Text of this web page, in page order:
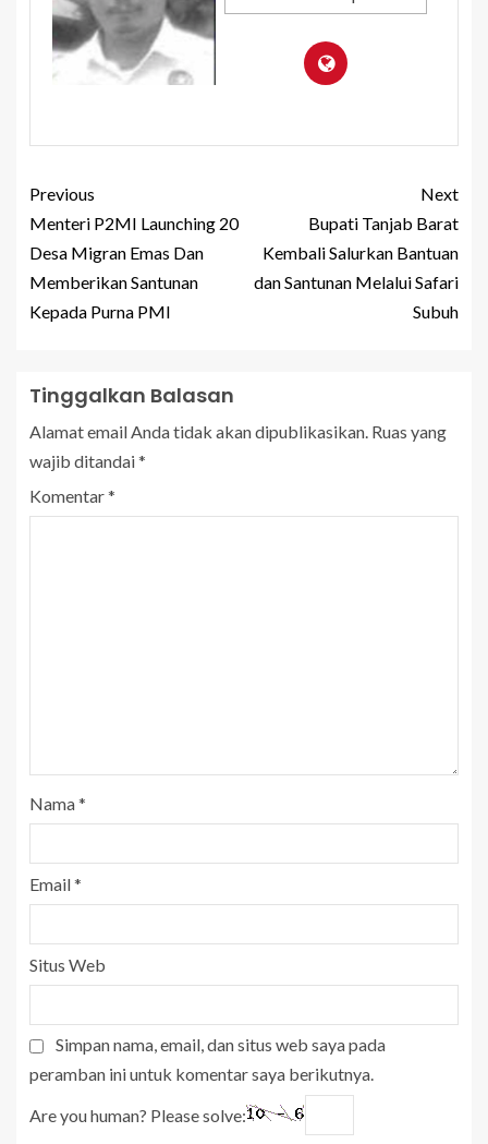
Previous
Menteri P2MI Launching 20
Desa Migran Emas Dan
Memberikan Santunan
Kepada Purna PMI
Next
Bupati Tanjab Barat
Kembali Salurkan Bantuan
dan Santunan Melalui Safari
Subuh
Tinggalkan Balasan
Alamat email Anda tidak akan dipublikasikan. Ruas yang
wajib ditandai*
Komentar*
Nama*
Email*
Situs Web
Simpan nama, email, dan situs web saya pada
peramban ini untuk komentar saya berikutnya.
Are you human? Please solve: